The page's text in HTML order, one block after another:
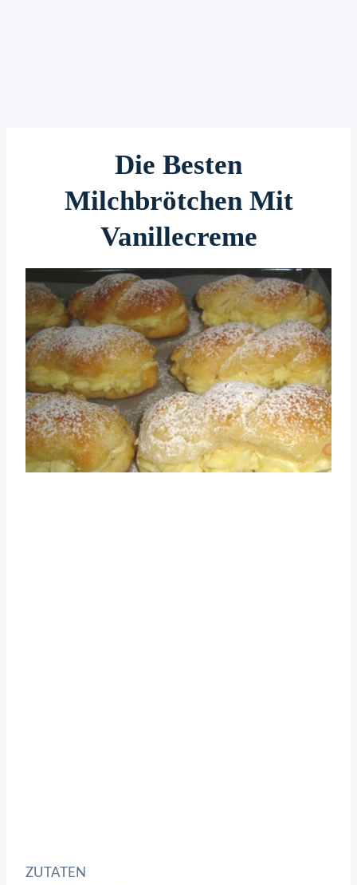
Die Besten
Milchbrötchen Mit
Vanillecreme
ZUTATEN